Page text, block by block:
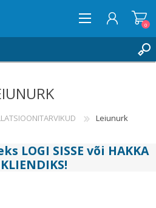
0
Leiunurk
LOGI SISSE või HAKKA
!